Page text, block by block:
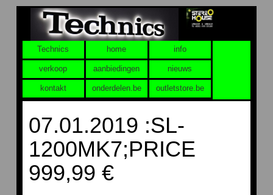
Technics home info
verkoop aanbiedingen nieuws
kontakt onderdelen.be outletstore.be
07.01.2019 :SL-
1200MK7;PRICE
999,99 €